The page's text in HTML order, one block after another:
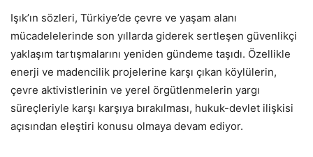
Işık’ın sözleri, Türkiye’de çevre ve yaşam alanı
mücadelelerinde son yıllarda giderek sertleşen güvenlikçi
yaklaşım tartışmalarını yeniden gündeme taşıdı. Özellikle
enerji ve madencilik projelerine karşı çıkan köylülerin,
çevre aktivistlerinin ve yerel örgütlenmelerin yargı
süreçleriyle karşı karşıya bırakılması, hukuk-devlet ilişkisi
açısından eleştiri konusu olmaya devam ediyor.